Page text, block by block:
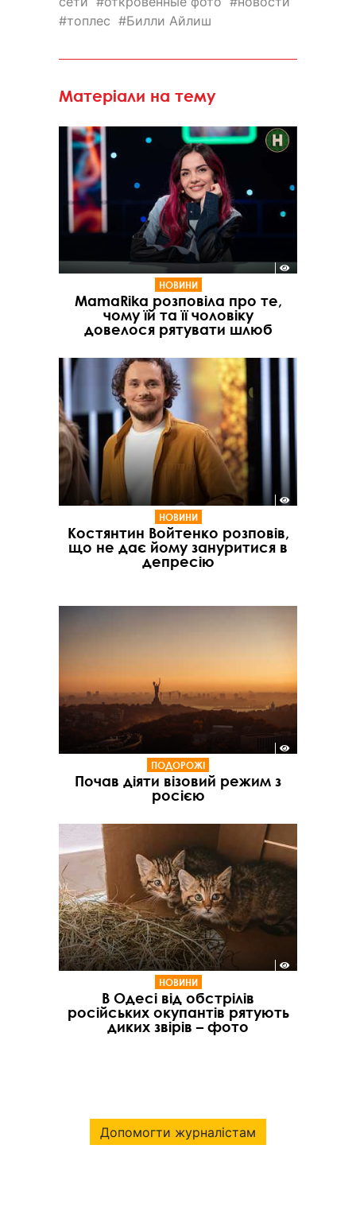
топлес
Билли Айлиш
Матеріали на тему
НОВИНИ
MamaRika розповіла про те,
чому їй та її чоловіку
довелося рятувати шлюб
НОВИНИ
Костянтин Войтенко розповів,
що не дає йому зануритися в
депресію
ПОДОРОЖІ
Почав діяти візовий режим з
росією
НОВИНИ
В Одесі від обстрілів
російських окупантів рятують
диких звірів – фото
Допомогти журналістам